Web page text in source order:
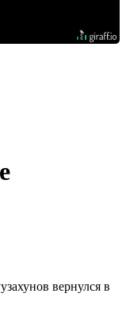
вернулся в